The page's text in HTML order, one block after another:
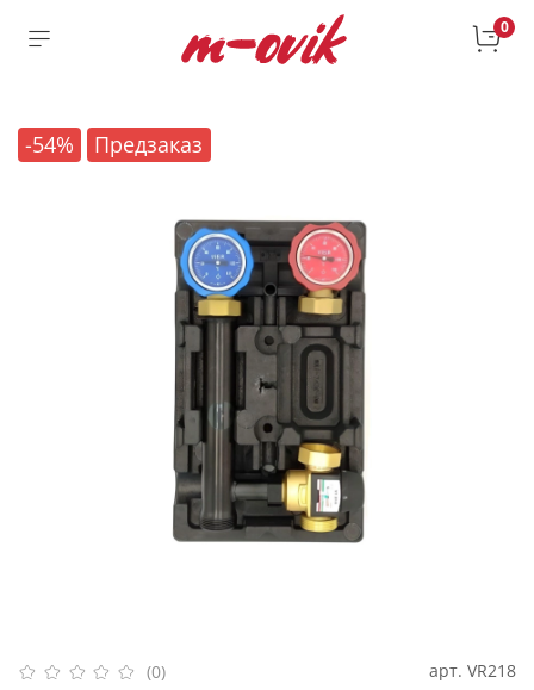
0
-54% Предзаказ
(0) арт. VR218